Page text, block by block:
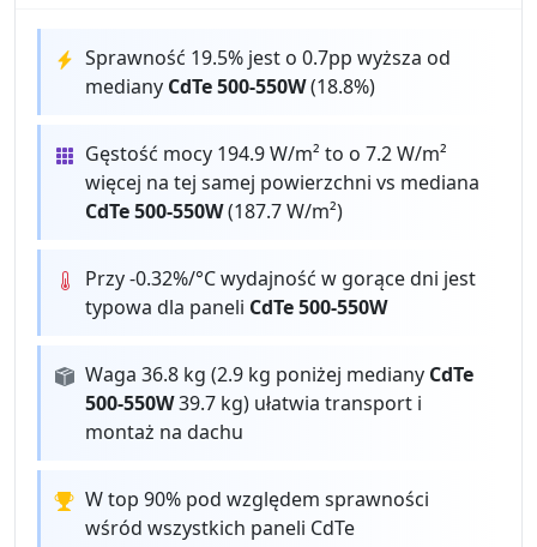
Sprawność 19.5% jest o 0.7pp wyższa od
mediany CdTe 500-550W(18.8%)
Gęstość mocy 194.9 W/m² to o 7.2 W/m²
więcej na tej samej powierzchni vs mediana
CdTe 500-550W(187.7 W/m²)
Przy -0.32%/°C wydajność w gorące dni jest
typowa dla paneli CdTe 500-550W
Waga 36.8 kg (2.9 kg poniżej mediany CdTe
500-550W39.7 kg) ułatwia transport i
montaż na dachu
W top 90% pod względem sprawności
wśród wszystkich paneli CdTe